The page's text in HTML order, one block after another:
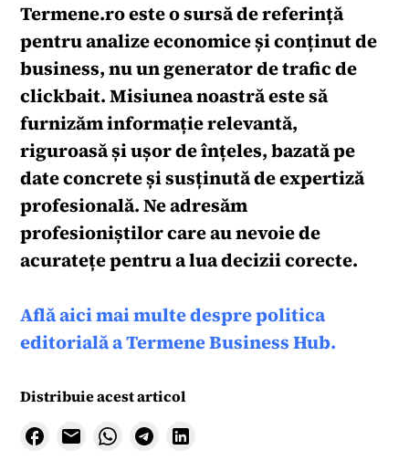
Termene.roeste o sursă de referință
pentru analize economice și conținut de
business, nu un generator de trafic de
clickbait. Misiunea noastră este să
furnizăm informație relevantă,
riguroasă și ușor de înțeles, bazată pe
date concrete și susținută de expertiză
profesională. Ne adresăm
profesioniștilor care au nevoie de
acuratețe pentru a lua decizii corecte.
Află aici mai multe despre politica
editorială a Termene Business Hub.
Distribuie acest articol